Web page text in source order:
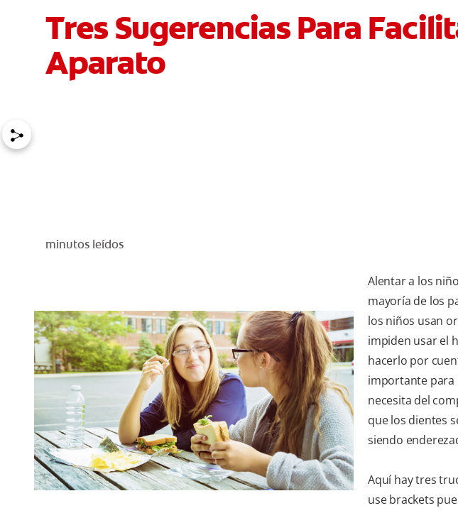
PARA PROFESIONALES CUPONES DÓNDE COMPRAR PE (ES) SUSCRÍBETE
Tres Sugerencias Para
Aparato
minutos leídos
Alentar a los
mayoría de los
los niños usan
impiden usar el
hacerlo por
importante para
necesita del
que los dientes
siendo
Aquí hay tres
use brackets